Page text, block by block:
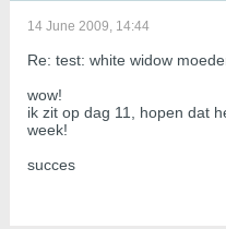
14 June 2009, 14:44
Re: test: white widow
wow!
ik zit op dag 11, hopen dat
week!
succes